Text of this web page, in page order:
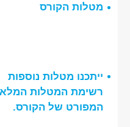
מטלות הקורס
ייתכנו מטלות נוספות
רשימת המטלות
המפורט של הקורס.